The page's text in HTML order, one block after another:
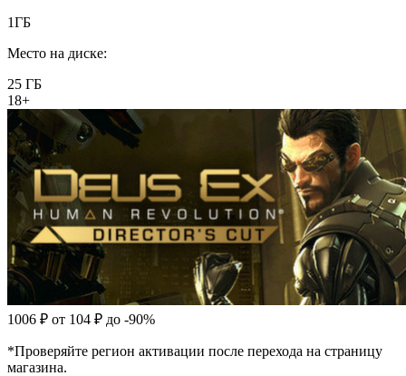
1ГБ
Место на диске:
25 ГБ
18+
1006 ₽ от 104 ₽ до -90%
*Проверяйте регион активации после перехода на страницу
магазина.